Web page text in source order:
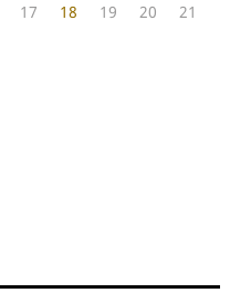
17 18 19 20
21